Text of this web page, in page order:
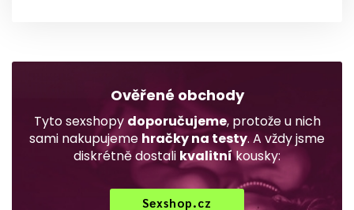
Ověřené obchody
Tyto sexshopy doporučujeme, protože u nich
sami nakupujeme hračky na testy. A vždy jsme
diskrétně dostali kvalitníkousky:
Sexshop.cz